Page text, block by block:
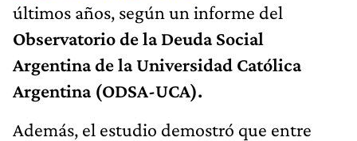
últimos años, según un informe del
Observatorio de la Deuda Social
Argentina de la Universidad Católica
Argentina (ODSA-UCA).
Además, el estudio demostró que entre